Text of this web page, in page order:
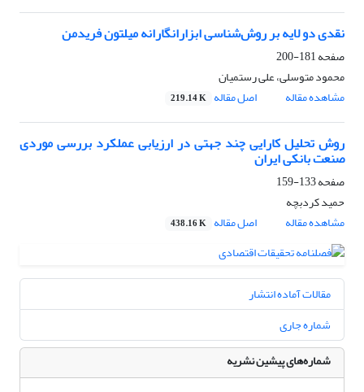
نقدی دو لایه‌ بر روش‌شناسی ابزارانگارانه میلتون فریدمن
صفحه181-200
محمود متوسلی، علی رستمیان
مشاهده مقاله
اصل مقاله 219.14 K
روش تحلیل کارایی چند جهتی در ارزیابی عملکرد بررسی موردی
صنعت بانکی ایران
صفحه133-159
حمید کردبچه
مشاهده مقاله
اصل مقاله 438.16 K
مقالات آماده انتشار
شماره جاری
شماره‌های پیشین نشریه